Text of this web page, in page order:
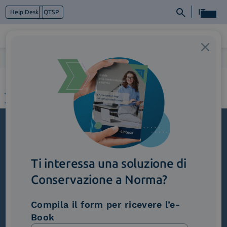
Help Desk QTSP IT
Cosa facciamo
2_Ospedali
Iscriviti alla newsletter
Novità, iniziative ed eventi dal mondo della
trasformazione digitale.
Ti interessa una soluzione di
Conservazione a Norma?
Compila il form per ricevere l’e-
Book